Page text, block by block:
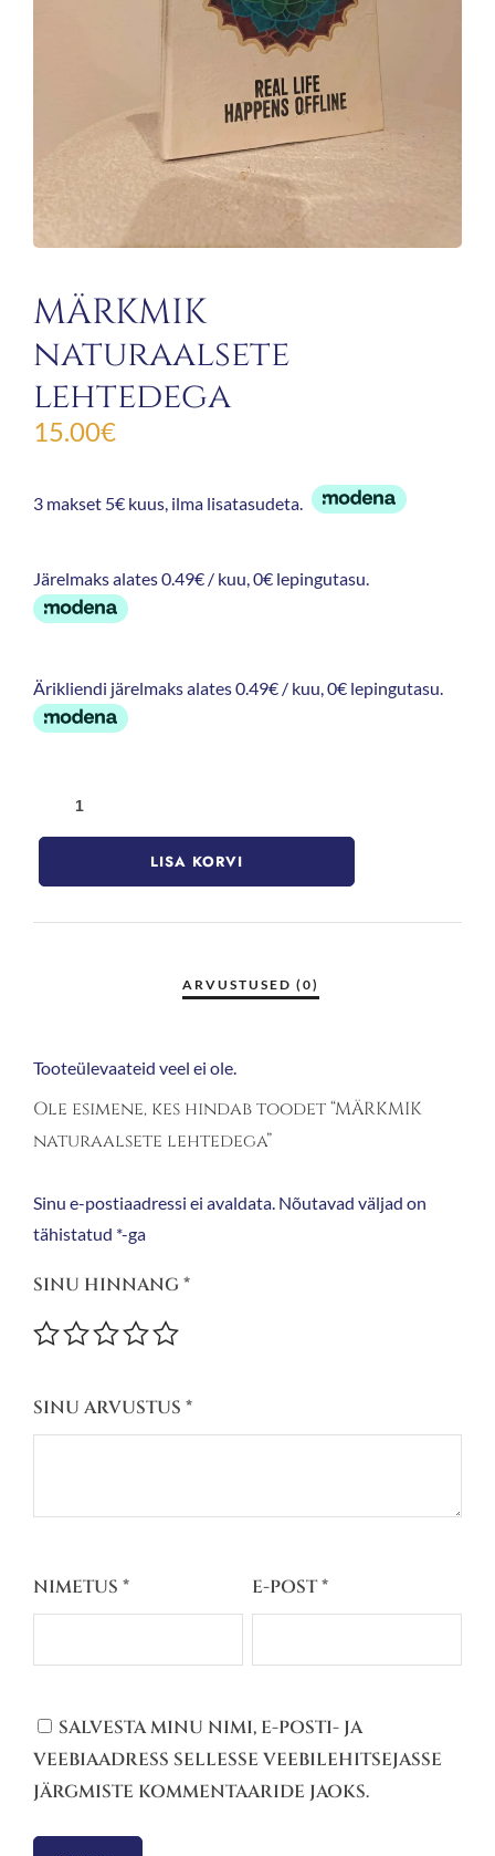
MÄRKMIK
naturaalsete
lehtedega
15.00€
3 makset 5€ kuus, ilma lisatasudeta.
Järelmaks alates 0.49€ / kuu, 0€ lepingutasu.
Ärikliendi järelmaks alates 0.49€ / kuu, 0€ lepingutasu.
LISA KORVI
Tooteülevaateid veel ei ole.
Ole esimene, kes hindab toodet “MÄRKMIK
naturaalsete lehtedega”
Sinu e-postiaadressi ei avaldata. Nõutavad väljad on
tähistatud *-ga
SINU HINNANG*
SINU ARVUSTUS *
NIMETUS * E-POST*
SALVESTA MINU NIMI, E-POSTI- JA
VEEBIAADRESS SELLESSE VEEBILEHITSEJASSE
JÄRGMISTE KOMMENTAARIDE JAOKS.